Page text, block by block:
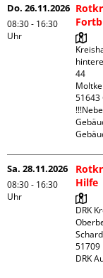
Do. 26.11.2026
08:30 - 16:30
Uhr
44
51643
Sa. 28.11.2026
08:30 - 16:30
Uhr
Hilfe
DRK
51709
DRK